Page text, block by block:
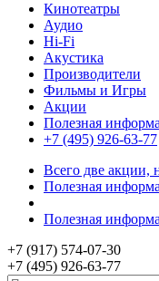
Кинотеатры
Аудио
Hi-Fi
Акустика
Производители
Фильмы и Игры
Акции
Полезная
+7 (495) 926-63-77
Всего две акции,
Полезная
Полезная
+7 (917) 574-07-30
+7 (495) 926-63-77